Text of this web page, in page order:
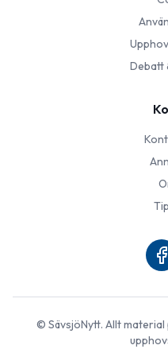
Debatt
© SävsjöNytt. Allt material